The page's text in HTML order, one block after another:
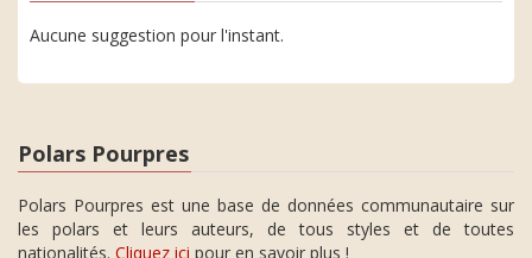
Aucune suggestion pour l'instant.
Polars Pourpres
Polars Pourpres est une base de données communautaire sur
les polars et leurs auteurs, de tous styles et de toutes
nationalités. Cliquez ici pour en savoir plus !